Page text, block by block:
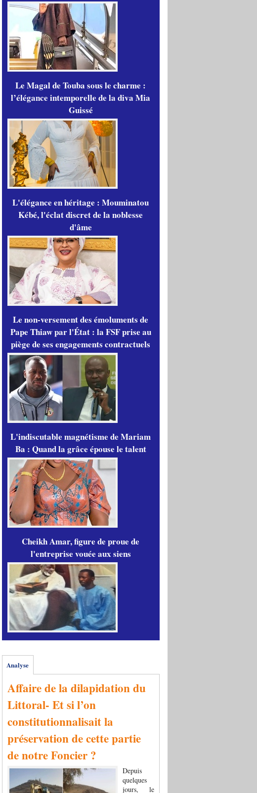
Le Magal de Touba sous le charme :
l’élégance intemporelle de la diva Mia
Guissé
L'élégance en héritage : Mouminatou
Kébé, l'éclat discret de la noblesse
d'âme
Le non-versement des émoluments de
Pape Thiaw par l'État : la FSF prise au
piège de ses engagements contractuels
L'indiscutable magnétisme de Mariam
Ba : Quand la grâce épouse le talent
Cheikh Amar, figure de proue de
l'entreprise vouée aux siens
Analyse
Affaire de la dilapidation du
Littoral- Et si l’on
constitutionnalisait la
préservation de cette partie
de notre Foncier ?
Depuis
quelques
jours, le